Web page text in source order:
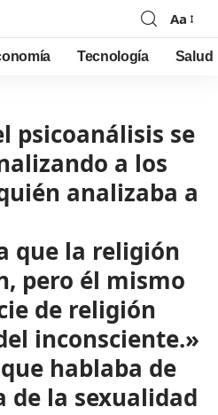
Font
Resizer
Aa
Tecnología Salud
psicoanálisis se
a los
analizaba a
que la religión
pero él mismo
de religión
inconsciente.»
hablaba de
la sexualidad